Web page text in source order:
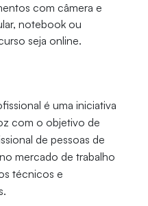
com câmera e
notebook ou
seja online.
é uma iniciativa
com o objetivo de
de pessoas de
mercado de trabalho
técnicos e